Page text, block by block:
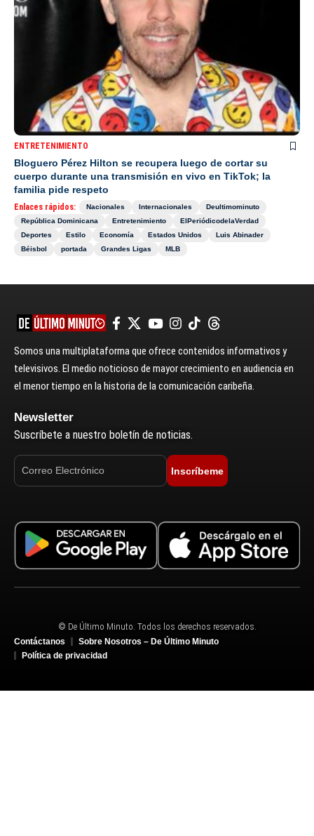
ENTRETENIMIENTO
Bloguero Pérez Hilton se recupera luego de cortar su
cuerpo durante una transmisión en vivo en TikTok; la
familia pide respeto
Enlaces rápidos: Nacionales Internacionales
Deultimominuto
República Dominicana
Entretenimiento
ElPeriódicodelaVerdad
Deportes
Estilo Economía Estados Unidos
Luis Abinader
Béisbol
portada Grandes Ligas MLB
Somos una multiplataforma que ofrece contenidos informativos y
televisivos. El medio noticioso de mayor crecimiento en audiencia en
el menor tiempo en la historia de la comunicación caribeña.
Newsletter
Suscríbete a nuestro boletín de noticias.
Inscríbeme
© De Último Minuto. Todos los derechos reservados.
Contáctanos
Sobre Nosotros – De Último Minuto
Política de privacidad